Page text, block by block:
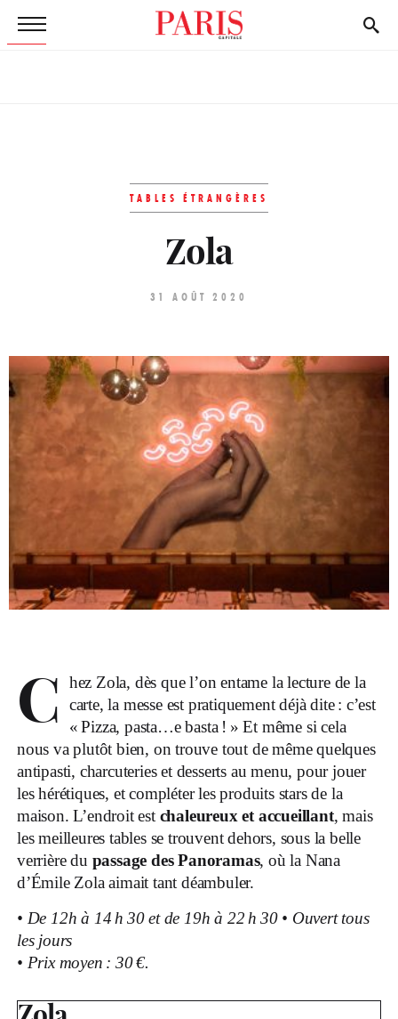
TABLES ÉTRANGÈRES
Zola
31 AOÛT 2020
C
hez Zola, dès que l’on entame la lecture de la
carte, la messe est pratiquement déjà dite : c’est
« Pizza, pasta…e basta ! » Et même si cela
nous va plutôt bien, on trouve tout de même quelques
antipasti, charcuteries et desserts au menu, pour jouer
les hérétiques, et compléter les produits stars de la
maison. L’endroit est chaleureux et accueillant, mais
les meilleures tables se trouvent dehors, sous la belle
verrière du passage des Panoramas, où la Nana
d’Émile Zola aimait tant déambuler.
• De 12h à 14 h 30 et de 19h à 22 h 30 • Ouvert tous
les jours
• Prix moyen : 30 €.